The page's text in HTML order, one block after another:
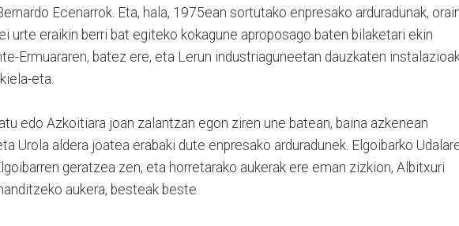
Ecenarrok. Eta, hala, 1975ean sortutako enpresako arduradunak,
urte eraikin berri bat egiteko kokagune aproposago baten bilaketari ekin
Ermuararen, batez ere, eta Lerun industriaguneetan dauzkaten
eta.
edo Azkoitiara joan zalantzan egon ziren une batean, baina azkenean
Urola aldera joatea erabaki dute enpresako arduradunek. Elgoibarko
geratzea zen, eta horretarako aukerak ere eman zizkion, Albitxuri
aukera, besteak beste.